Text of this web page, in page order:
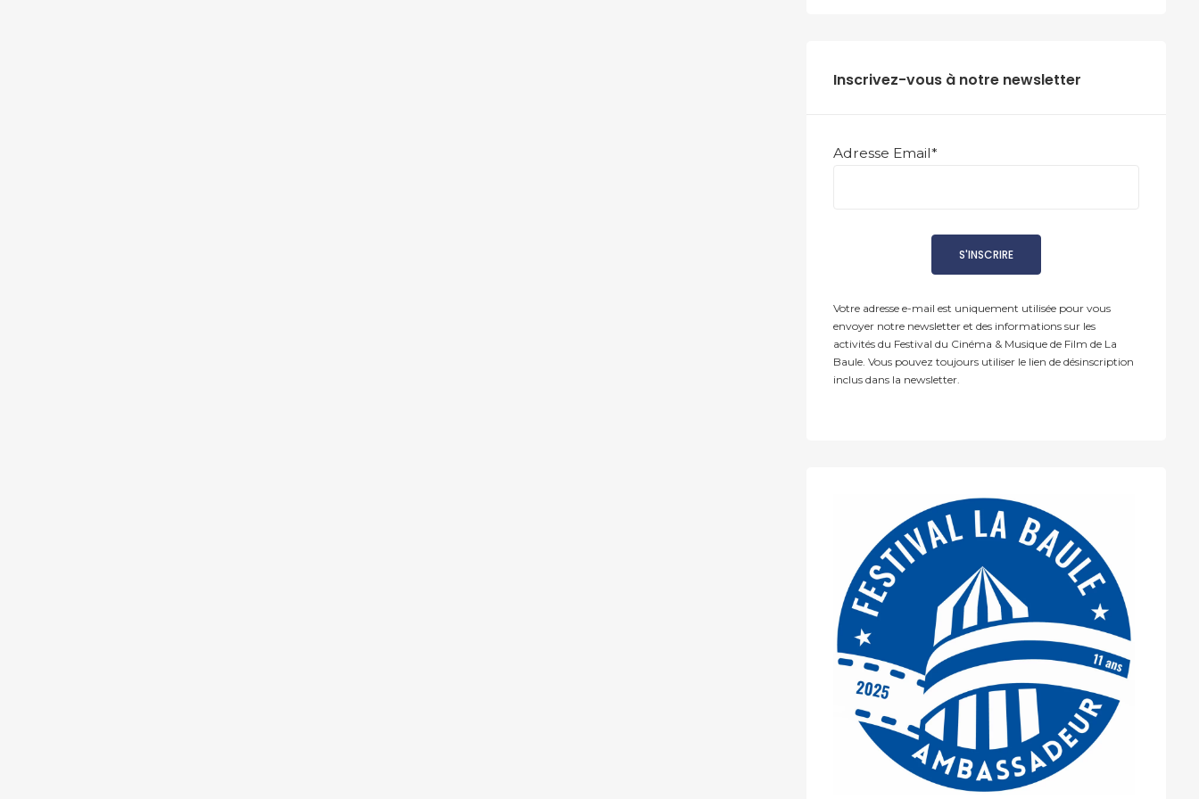
Inscrivez-vous à notre newsletter
Adresse Email*
Votre adresse e-mail est uniquement utilisée pour vous
envoyer notre newsletter et des informations sur les
activités du Festival du Cinéma & Musique de Film de La
Baule. Vous pouvez toujours utiliser le lien de désinscription
inclus dans la newsletter.